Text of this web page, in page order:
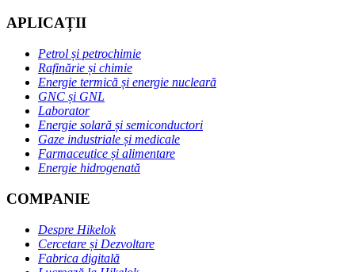
APLICAȚII
Petrol și petrochimie
Rafinărie și chimie
Energie termică și energie nucleară
GNC și GNL
Laborator
Energie solară și semiconductori
Gaze industriale și medicale
Farmaceutice și alimentare
Energie hidrogenată
COMPANIE
Despre Hikelok
Cercetare și Dezvoltare
Fabrica digitală